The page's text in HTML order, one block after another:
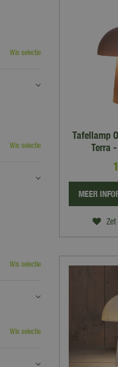
Tafellamp
Terra
Zet
MEER
Wis selectie
Wis selectie
Wis selectie
Wis selectie